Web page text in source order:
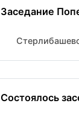
Заседание
Состоялось